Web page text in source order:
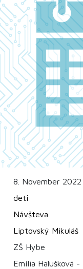
8. November
deti
Návšteva
Liptovský Mikuláš
ZŠ Hybe
Emília Halušková -